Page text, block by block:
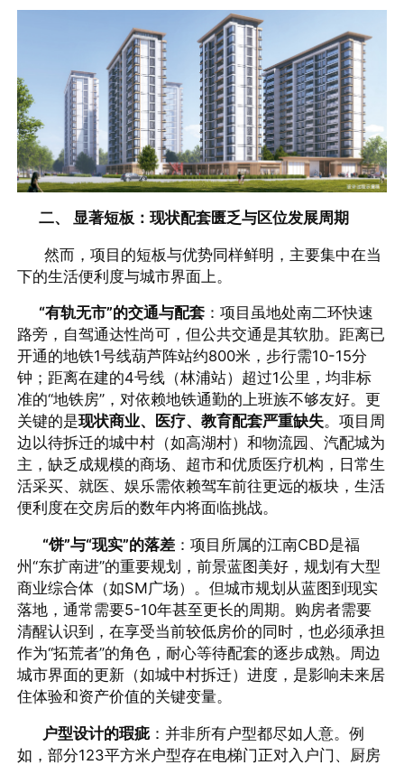
二、 显著短板：现状配套匮乏与区位发展周期
然而，项目的短板与优势同样鲜明，主要集中在当
下的生活便利度与城市界面上。
“有轨无市”的交通与配套 ：项目虽地处南二环快速
路旁，自驾通达性尚可，但公共交通是其软肋。距离已
开通的地铁1号线葫芦阵站约800米，步行需10-15分
钟；距离在建的4号线（林浦站）超过1公里，均非标
准的“地铁房”，对依赖地铁通勤的上班族不够友好。更
关键的是现状商业、医疗、教育配套严重缺失。项目周
边以待拆迁的城中村（如高湖村）和物流园、汽配城为
主，缺乏成规模的商场、超市和优质医疗机构，日常生
活采买、就医、娱乐需依赖驾车前往更远的板块，生活
便利度在交房后的数年内将面临挑战。
“饼”与“现实”的落差 ：项目所属的江南CBD是福
州“东扩南进”的重要规划，前景蓝图美好，规划有大型
商业综合体（如SM广场）。但城市规划从蓝图到现实
落地，通常需要5-10年甚至更长的周期。购房者需要
清醒认识到，在享受当前较低房价的同时，也必须承担
作为“拓荒者”的角色，耐心等待配套的逐步成熟。周边
城市界面的更新（如城中村拆迁）进度，是影响未来居
住体验和资产价值的关键变量。
户型设计的瑕疵：并非所有户型都尽如人意。例
如，部分123平方米户型存在电梯门正对入户门、厨房